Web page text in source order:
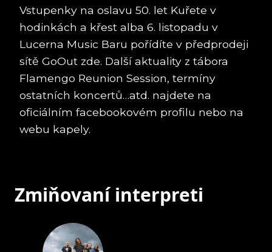
Vstupenky na oslavu 50. let Kuřete v
hodinkách a křest alba 6. listopadu v
Lucerna Music Baru pořídíte v předprodeji
sítě GoOut zde. Další aktuality z tábora
Flamengo Reunion Session, termíny
ostatních koncertů…atd. najdete na
oficiálním facebookovém profilu nebo na
webu kapely.
Zmiňovaní interpreti